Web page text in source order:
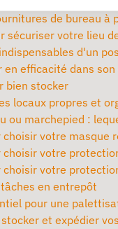
de bureau à
sécuriser votre lieu
d'un
en efficacité dans
bien stocker
locaux propres et
ou marchepied :
choisir votre masque
choisir votre
choisir votre
en entrepôt
pour une
et expédier